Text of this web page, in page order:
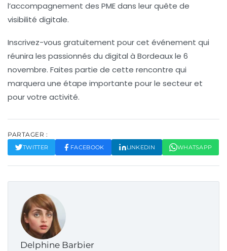
l’accompagnement des PMEdans leur quête de
visibilité digitale.
Inscrivez-vous gratuitement pour cet événement qui
réunira les passionnés du digital à Bordeaux le 6
novembre. Faites partie de cette rencontre qui
marquera une étape importante pour le secteur et
pour votre activité.
PARTAGER :
TWITTER FACEBOOK LINKEDIN WHATSAPP
Delphine Barbier